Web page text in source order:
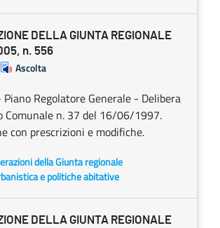
DELLA GIUNTA REGIONALE
n. 556
Ascolta
Piano Regolatore Generale - Delibera
Comunale n. 37 del 16/06/1997.
con prescrizioni e modifiche.
della Giunta regionale
e politiche abitative
DELLA GIUNTA REGIONALE